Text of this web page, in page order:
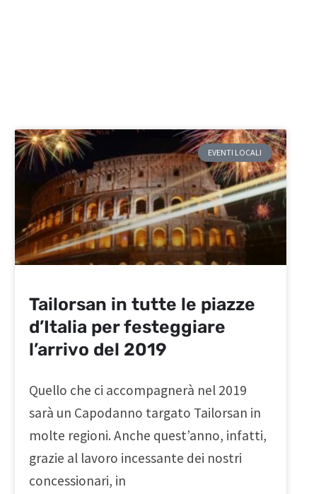
EVENTI LOCALI
Tailorsan in tutte le piazze
d’Italia per festeggiare
l’arrivo del 2019
Quello che ci accompagnerà nel 2019
sarà un Capodanno targato Tailorsan in
molte regioni. Anche quest’anno, infatti,
grazie al lavoro incessante dei nostri
concessionari, in